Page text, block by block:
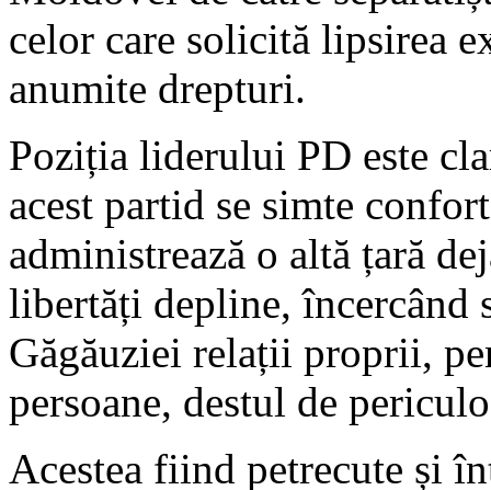
celor care solicită lipsirea
anumite drepturi.
Poziția liderului PD este
acest partid se simte
administrează o altă țară
libertăți depline, încercând
Găgăuziei relații proprii,
persoane, destul de
Acestea fiind petrecute și